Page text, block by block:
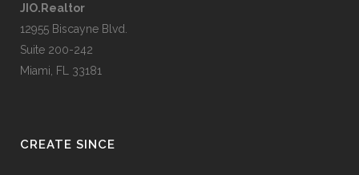
JIO.Realtor
12955 Biscayne Blvd.
Suite 200-242
Miami, FL 33181
CREATE SINCE